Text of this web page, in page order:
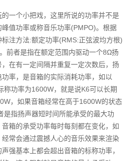
一个小把戏，这里所说的功率并不是
值功率或称音乐功率(PMPO)。根据
注方法:额定功率(RMS:正弦波均方根)
前者是指在额定范围内驱动一个8Ω扬
在有一定间隔并重复一定次数后，扬
率，是音箱的实际消耗功率，如以
称功率为1600W，就是说K6可以长期
，如果音箱经常在高于1600W的状态
是指扬声器短时间所能承受的最大功
箱的承受功率每时每刻都在变化，如
常会通过震撼人心的音乐效果来渲染
强基本上都会超出音箱的标称功率，